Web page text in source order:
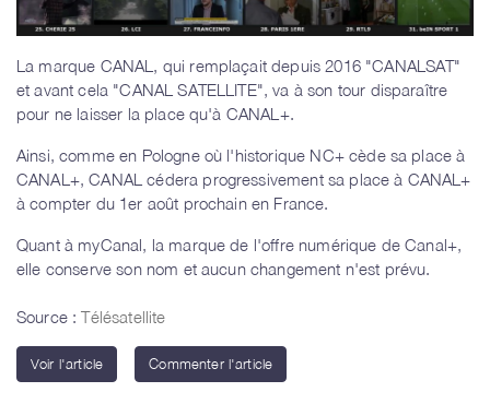
La marque CANAL, qui remplaçait depuis 2016 "CANALSAT"
et avant cela "CANAL SATELLITE", va à son tour disparaître
pour ne laisser la place qu'à CANAL+.
Ainsi, comme en Pologne où l'historique NC+ cède sa place à
CANAL+, CANAL cédera progressivement sa place à CANAL+
à compter du 1er août prochain en France.
Quant à myCanal, la marque de l'offre numérique de Canal+,
elle conserve son nom et aucun changement n'est prévu.
Source :Télésatellite
Voir l'article Commenter l'article